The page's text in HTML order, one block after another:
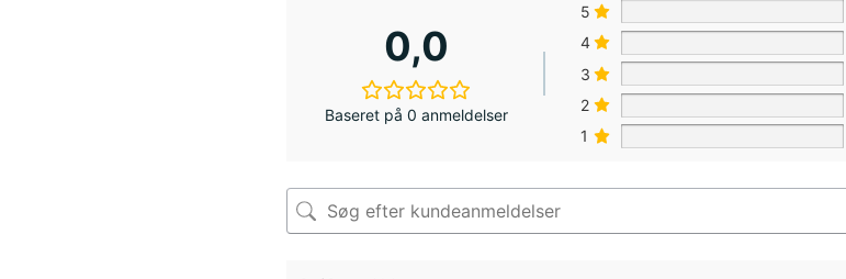
0,0
Baseret på 0 anmeldelser
5
4
3
2
1